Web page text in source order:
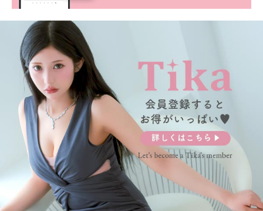
■カラーバリエーション